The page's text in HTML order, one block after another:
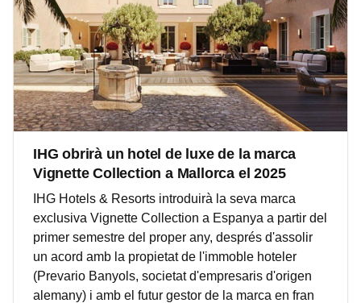
IHG obrirà un hotel de luxe de la marca
Vignette Collection a Mallorca el 2025
IHG Hotels & Resorts introduirà la seva marca
exclusiva Vignette Collection a Espanya a partir del
primer semestre del proper any, després d'assolir
un acord amb la propietat de l'immoble hoteler
(Prevario Banyols, societat d'empresaris d'origen
alemany) i amb el futur gestor de la marca en fran